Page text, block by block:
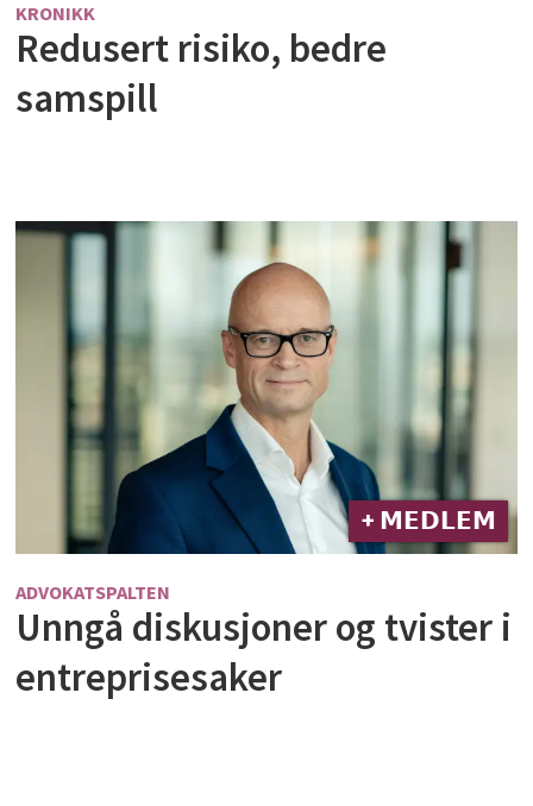
KRONIKK
Redusert risiko, bedre
samspill
+ 𝗠𝗘𝗗𝗟𝗘𝗠
ADVOKATSPALTEN
Unngå diskusjoner og tvister i
entreprisesaker